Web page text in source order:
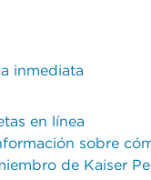
inmediata
en línea
sobre
de Kaiser